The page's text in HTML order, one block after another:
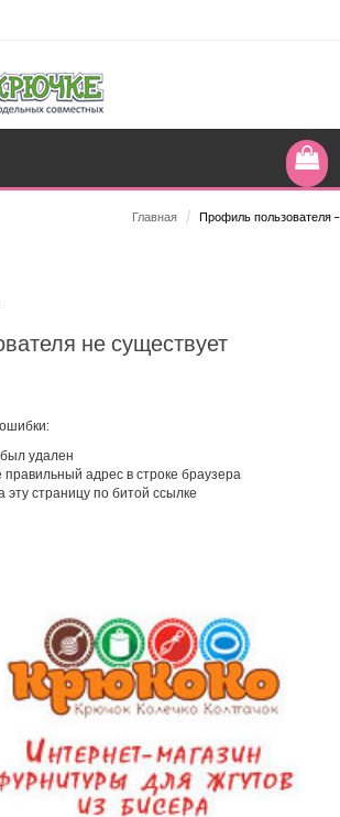
Главная / Профиль пользователя -
не существует
удален
адрес в строке браузера
страницу по битой ссылке